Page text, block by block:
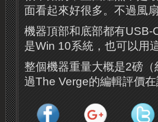
面看起來好很多。不過風
機器頂部和底部都有USB-
是Win 10系統，也可以用
整個機器重量大概是2磅
過The Verge的編輯評價